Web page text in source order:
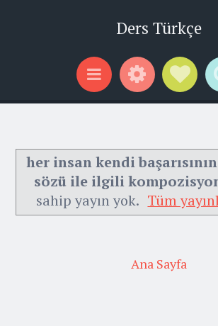
Ders Türkçe
Menu Widgets
her insan kendi
sözü ile ilgili
sahip yayın yok. Tüm
Ana Sayfa